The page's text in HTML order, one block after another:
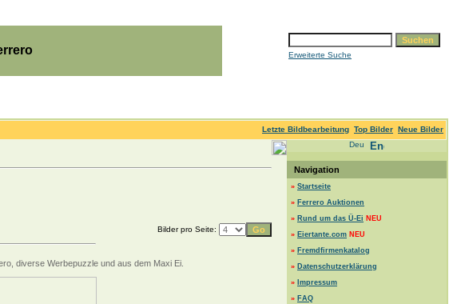
Erweiterte Suche
Letzte Bildbearbeitung Top Bilder Neue Bilder
Bilder pro Seite:
diverse Werbepuzzle und aus dem Maxi Ei.
Navigation
» Startseite
» Ferrero Auktionen
» Rund um das Ü-Ei NEU
» Eiertante.com NEU
» Fremdfirmenkatalog
» Datenschutzerklärung
» Impressum
» FAQ